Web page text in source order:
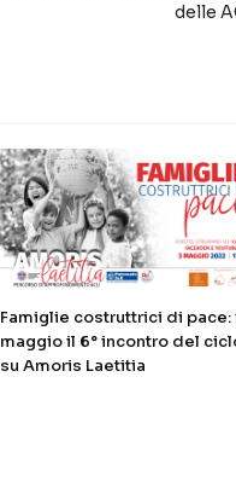
delle
Famiglie costruttrici di pace:
maggio il 6° incontro del
su Amoris Laetitia